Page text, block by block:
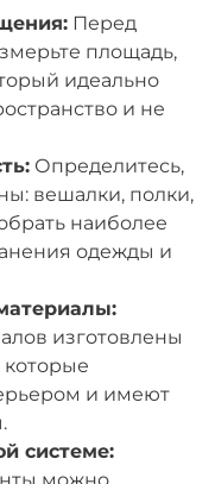
Перед
площадь,
идеально
и не
Определитесь,
вешалки, полки,
наиболее
одежды и
изготовлены
и имеют
системе: